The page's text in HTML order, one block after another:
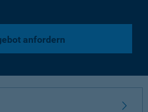
anfordern